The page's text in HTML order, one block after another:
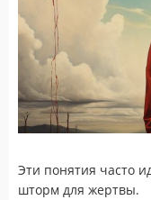
Эти понятия часто
шторм для жертвы.